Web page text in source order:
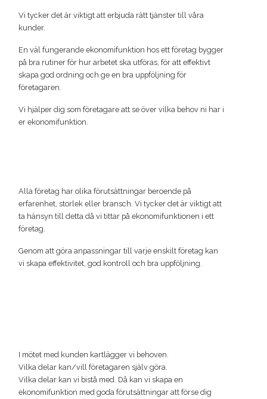
Vi tycker det är viktigt att erbjuda rätt tjänster till våra
kunder.
En väl fungerande ekonomifunktion hos ett företag bygger
på bra rutiner för hur arbetet ska utföras, för att effektivt
skapa god ordning och ge en bra uppföljning för
företagaren.
Vi hjälper dig som företagare att se över vilka behov ni har i
er ekonomifunktion.
Alla företag har olika förutsättningar beroende på
erfarenhet, storlek eller bransch. Vi tycker det är viktigt att
ta hänsyn till detta då vi tittar på ekonomifunktionen i ett
företag.
Genom att göra anpassningar till varje enskilt företag kan
vi skapa effektivitet, god kontroll och bra uppföljning.
I mötet med kunden kartlägger vi behoven.
Vilka delar kan/vill företagaren själv göra.
Vilka delar kan vi bistå med. Då kan vi skapa en
ekonomifunktion med goda förutsättningar att förse dig